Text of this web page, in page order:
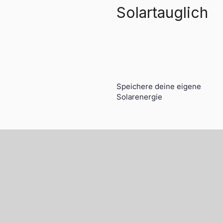
Solartauglich
Speichere deine eigene
Solarenergie